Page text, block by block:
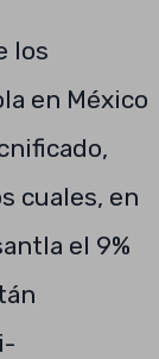
los
en México
cuales, en
el 9%